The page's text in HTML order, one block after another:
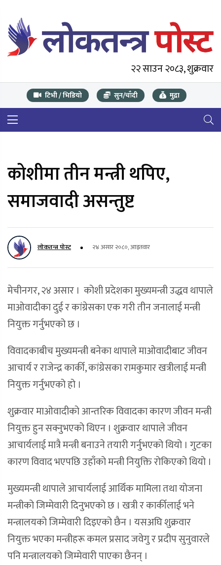
२२ साउन २०८३, शुक्रवार
टिभी / भिडियो सुन/चाँदी मुद्रा
कोशीमा तीन मन्त्री थपिए,
समाजवादी असन्तुष्ट
लोकतन्त्र पोस्ट २४ असार २०८०, आइतवार
मेचीनगर, २४ असार । कोशी प्रदेशका मुख्यमन्त्री उद्धव थापाले
माओवादीका दुई र कांग्रेसका एक गरी तीन जनालाई मन्त्री
नियुक्त गर्नुभएको छ ।
विवादकाबीच मुख्यमन्त्री बनेका थापाले माओवादीबाट जीवन
आचार्य र राजेन्द्र कार्की, कांग्रेसका रामकुमार खत्रीलाई मन्त्री
नियुक्त गर्नुभएको हो ।
शुक्रवार माओवादीको आन्तरिक विवादका कारण जीवन मन्त्री
नियुक्त हुन सक्नुभएको थिएन । शुक्रवार थापाले जीवन
आचार्यलाई मात्रै मन्त्री बनाउने तयारी गर्नुभएको थियो । गुटका
कारण विवाद भएपछि उहाँको मन्त्री नियुक्ति रोकिएको थियो ।
मुख्यमन्त्री थापाले आचार्यलाई आर्थिक मामिला तथा योजना
मन्त्रीको जिम्मेवारी दिनुभएको छ । खत्री र कार्कीलाई भने
मन्त्रालयको जिम्मेवारी दिइएको छैन । यसअघि शुक्रवार
नियुक्त भएका मन्त्रीहरू कमल प्रसाद जवेगु र प्रदीप सुनुवारले
पनि मन्त्रालयको जिम्मेवारी पाएका छैनन् ।